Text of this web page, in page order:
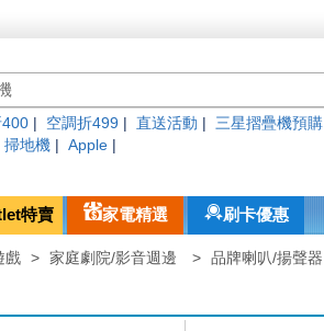
空調折499 直送活動 三星摺疊機預購
掃地機 Apple
特賣 家電精選 刷卡優惠
戲 > 家庭劇院/影音週邊 > 品牌喇叭/揚聲器